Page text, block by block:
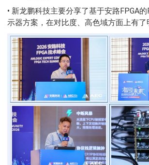
• 新龙鹏科技主要分享了基于安路FPGA的
示器方案，在对比度、高色域方面上有了